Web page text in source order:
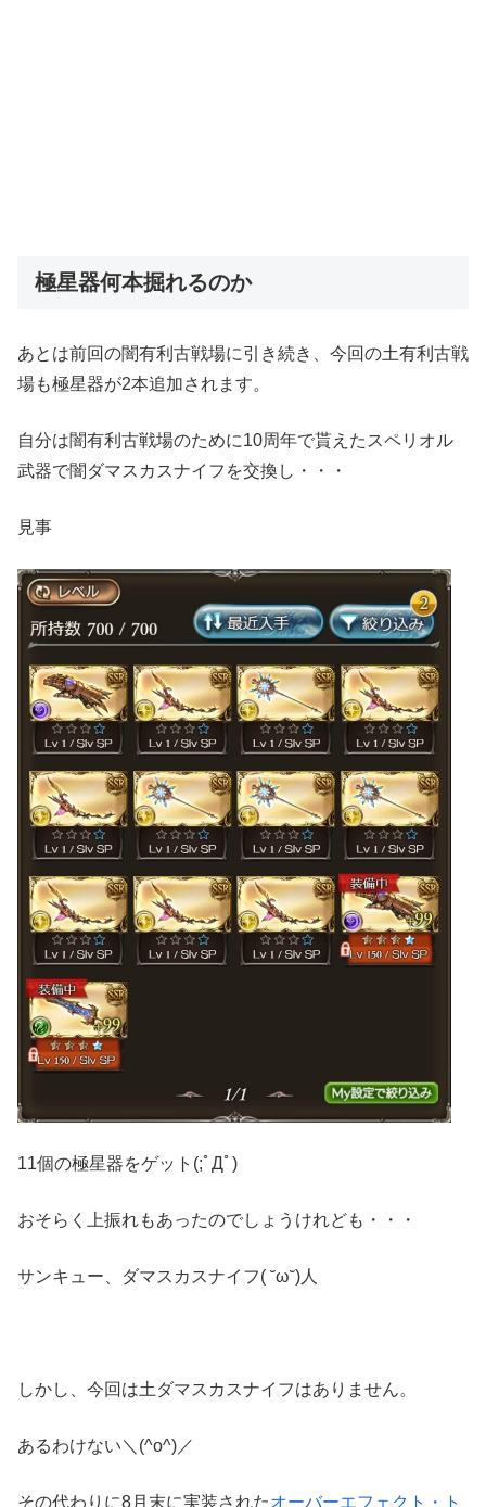
極星器何本掘れるのか
あとは前回の闇有利古戦場に引き続き、今回の土有利古戦
場も極星器が2本追加されます。
自分は闇有利古戦場のために10周年で貰えたスペリオル
武器で闇ダマスカスナイフを交換し・・・
見事
11個の極星器をゲット(;ﾟДﾟ)
おそらく上振れもあったのでしょうけれども・・・
サンキュー、ダマスカスナイフ( ˘ω˘)人
しかし、今回は土ダマスカスナイフはありません。
あるわけない＼(^o^)／
その代わりに8月末に実装されたオーバーエフェクト・ト